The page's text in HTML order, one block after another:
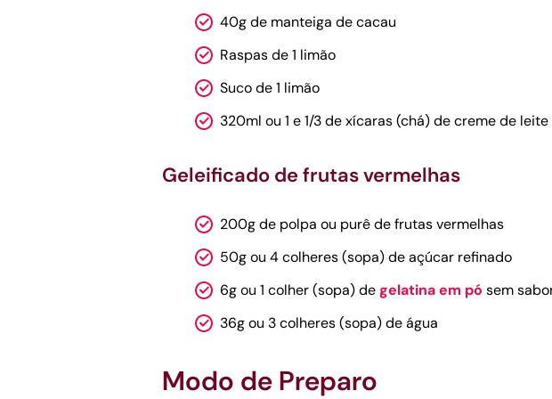
40g de manteiga de cacau
Raspas de 1 limão
Suco de 1 limão
320ml ou 1 e 1/3 de xícaras (chá) de creme de
Geleificado de frutas vermelhas
200g de polpa ou purê de frutas vermelhas
50g ou 4 colheres (sopa) de açúcar refinado
6g ou 1 colher (sopa) degelatina em pó sem
36g ou 3 colheres (sopa) de água
Modo de Preparo